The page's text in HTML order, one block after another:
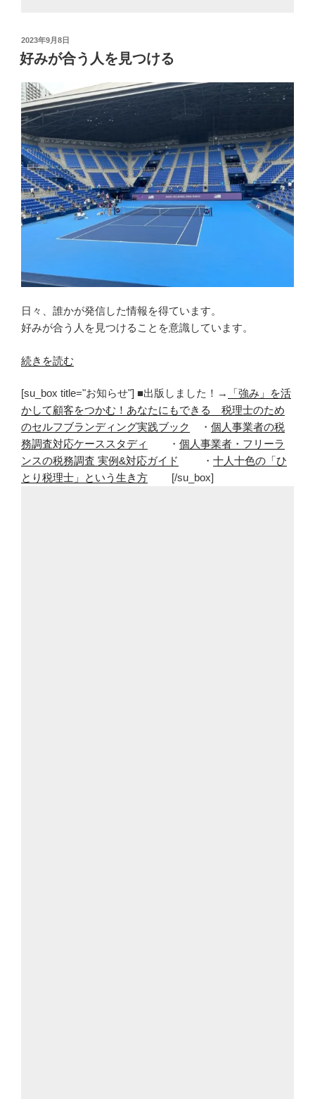
投
稿
日:
2023年9月8日
好みが合う人を見つける
日々、誰かが発信した情報を得ています。
好みが合う人を見つけることを意識しています。
“好
が
合
う
人
を
見
続きを読む
[su_box title="お知らせ"] ■出版しました！→
「強み」を活
かして顧客をつかむ！あなたにもできる 税理士のため
のセルフブランディング実践ブック
・ 個人事業者の税
務調査対応ケーススタディ
・ 個人事業者・フリーラ
ンスの税務調査 実例&対応ガイド
・ 十人十色の「ひ
とり税理士」という生き方 [/su_box]